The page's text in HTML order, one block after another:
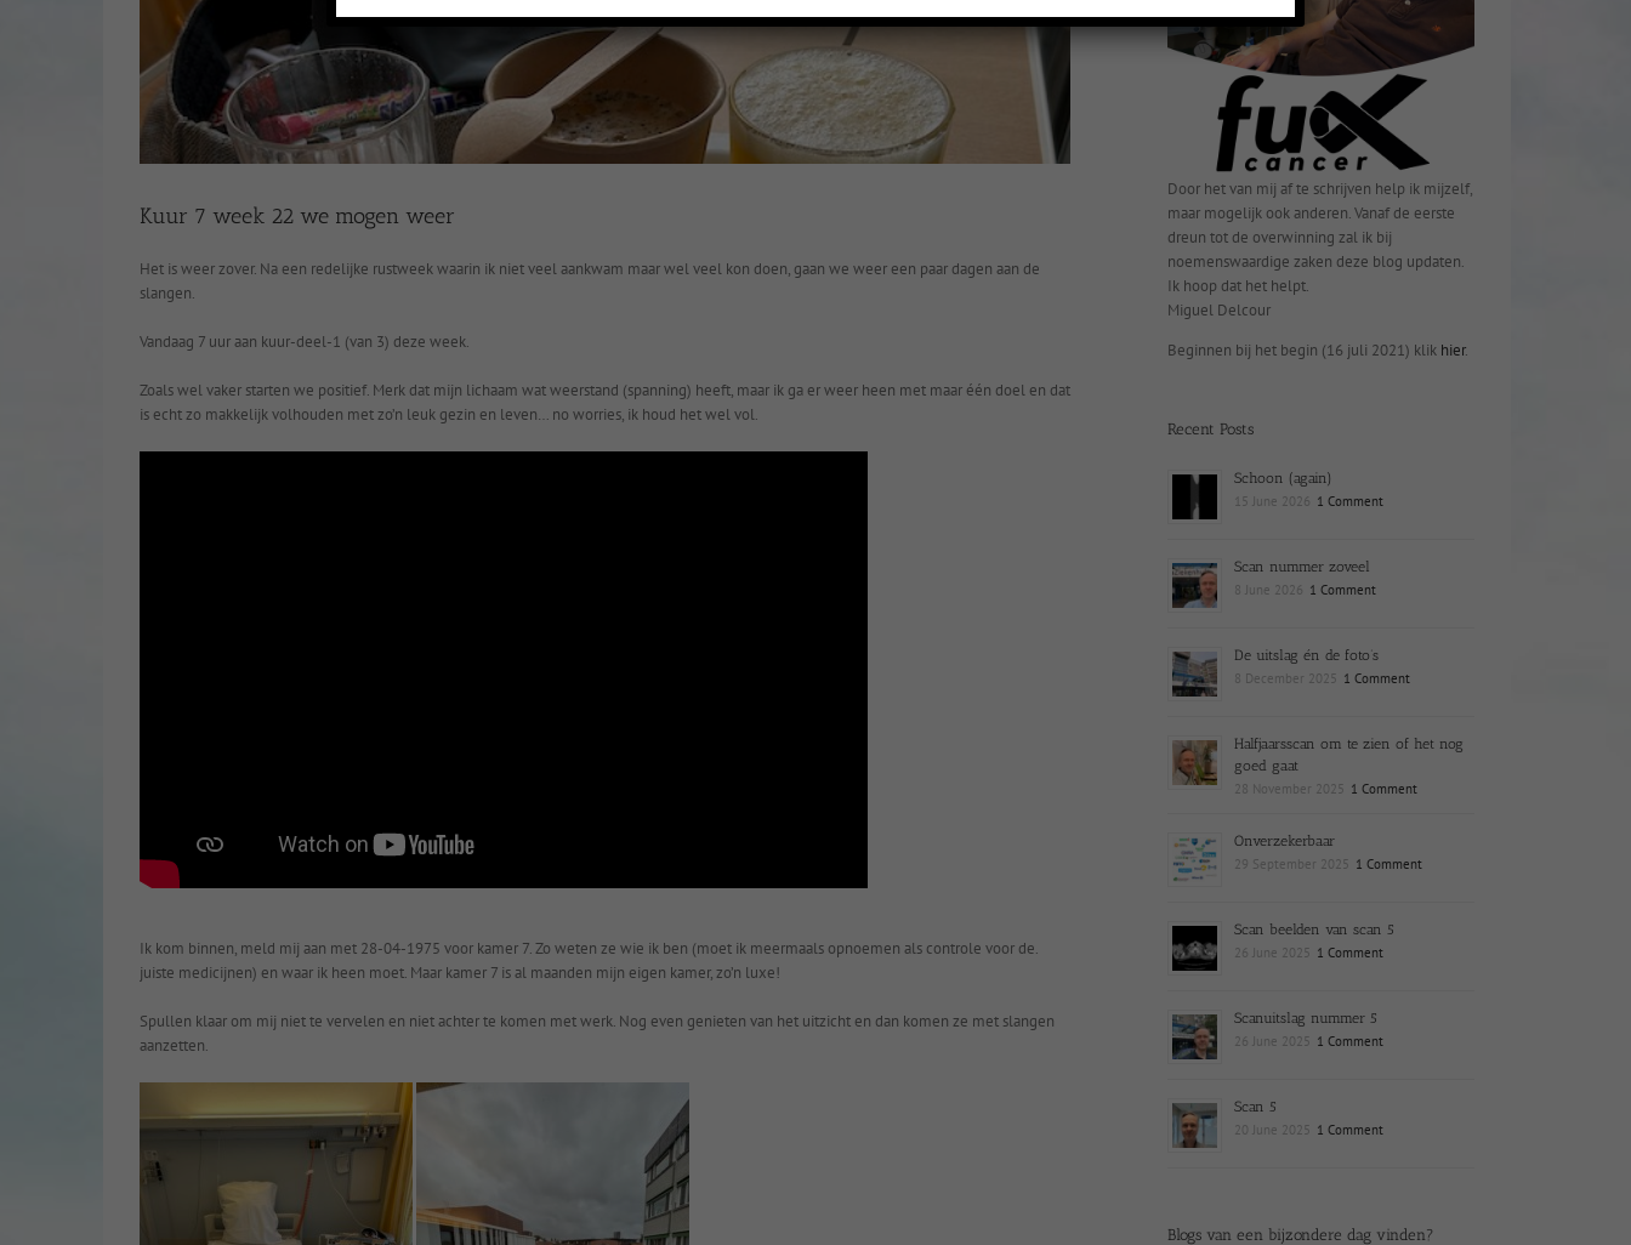
Kuur 7 week 22 we mogen weer
Het is weer zover. Na een redelijke rustweek waarin ik niet veel aankwam maar wel veel kon doen, gaan we weer een paar dagen aan de
slangen.
Vandaag 7 uur aan kuur-deel-1 (van 3) deze week.
Zoals wel vaker starten we positief. Merk dat mijn lichaam wat weerstand (spanning) heeft, maar ik ga er weer heen met maar één doel en dat
is echt zo makkelijk volhouden met zo’n leuk gezin en leven… no worries, ik houd het wel vol.
Ik kom binnen, meld mij aan met 28-04-1975 voor kamer 7. Zo weten ze wie ik ben (moet ik meermaals opnoemen als controle voor de.
juiste medicijnen) en waar ik heen moet. Maar kamer 7 is al maanden mijn eigen kamer, zo’n luxe!
Spullen klaar om mij niet te vervelen en niet achter te komen met werk. Nog even genieten van het uitzicht en dan komen ze met slangen
aanzetten.
Door het van mij af te schrijven help ik mijzelf,
maar mogelijk ook anderen. Vanaf de eerste
dreun tot de overwinning zal ik bij
noemenswaardige zaken deze blog updaten.
Ik hoop dat het helpt.
Miguel Delcour
Beginnen bij het begin (16 juli 2021) klik hier.
Recent Posts
Schoon (again)
15 June 2026 1 Comment
Scan nummer zoveel
8 June 2026 1 Comment
De uitslag én de foto’s
8 December 2025 1 Comment
Halfjaarsscan om te zien of het nog
goed gaat
28 November 2025 1 Comment
Onverzekerbaar
29 September 2025 1 Comment
Scan beelden van scan 5
26 June 2025 1 Comment
Scanuitslag nummer 5
26 June 2025 1 Comment
Scan 5
20 June 2025 1 Comment
Blogs van een bijzondere dag vinden?